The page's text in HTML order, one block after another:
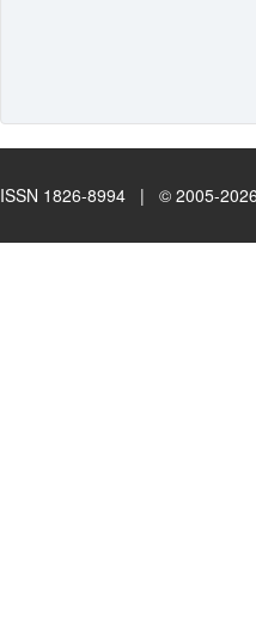
ISSN 1826-8994 | © 2005-